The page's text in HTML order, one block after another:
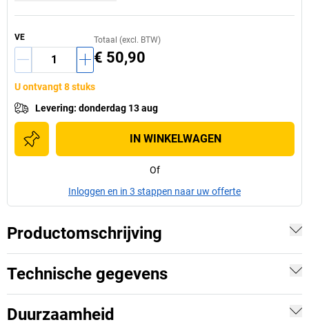
VE Totaal (excl. BTW)
€ 50,90
U ontvangt 8 stuks
Levering: donderdag 13 aug
IN WINKELWAGEN
Of
Inloggen en in 3 stappen naar uw offerte
Productomschrijving
Technische gegevens
Duurzaamheid